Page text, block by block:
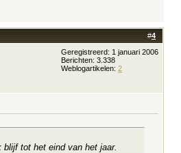
#4
Geregistreerd: 1 januari 2006
Berichten: 3.338
Weblogartikelen: 2
tot het eind van het jaar.